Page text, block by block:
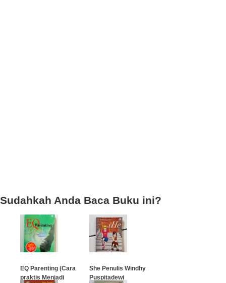
Sudahkah Anda Baca Buku ini?
EQ Parenting (Cara
praktis Menjadi
She Penulis Windhy
Puspitadewi